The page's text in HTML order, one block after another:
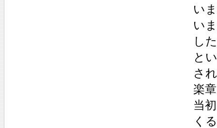
い
い
し
と
さ
楽
当
く